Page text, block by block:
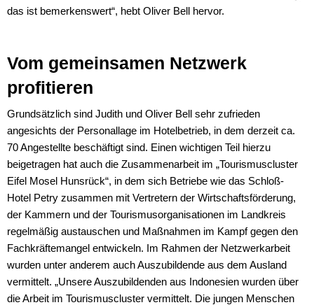
das ist bemerkenswert“, hebt Oliver Bell hervor.
Vom gemeinsamen Netzwerk
profitieren
Grundsätzlich sind Judith und Oliver Bell sehr zufrieden
angesichts der Personallage im Hotelbetrieb, in dem derzeit ca.
70 Angestellte beschäftigt sind. Einen wichtigen Teil hierzu
beigetragen hat auch die Zusammenarbeit im „Tourismuscluster
Eifel Mosel Hunsrück“, in dem sich Betriebe wie das Schloß-
Hotel Petry zusammen mit Vertretern der Wirtschaftsförderung,
der Kammern und der Tourismusorganisationen im Landkreis
regelmäßig austauschen und Maßnahmen im Kampf gegen den
Fachkräftemangel entwickeln. Im Rahmen der Netzwerkarbeit
wurden unter anderem auch Auszubildende aus dem Ausland
vermittelt. „Unsere Auszubildenden aus Indonesien wurden über
die Arbeit im Tourismuscluster vermittelt. Die jungen Menschen